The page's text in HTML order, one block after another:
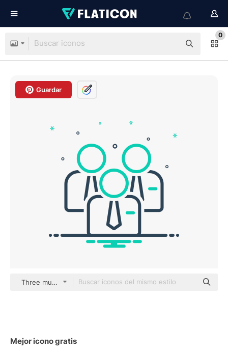
0
Guardar
Three musketeers outline
Mejor icono gratis